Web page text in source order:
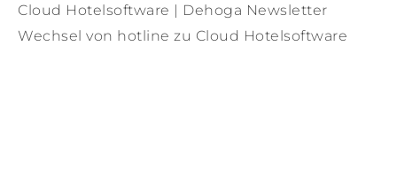
Cloud Hotelsoftware | Dehoga Newsletter
Wechsel von hotline zu Cloud Hotelsoftware